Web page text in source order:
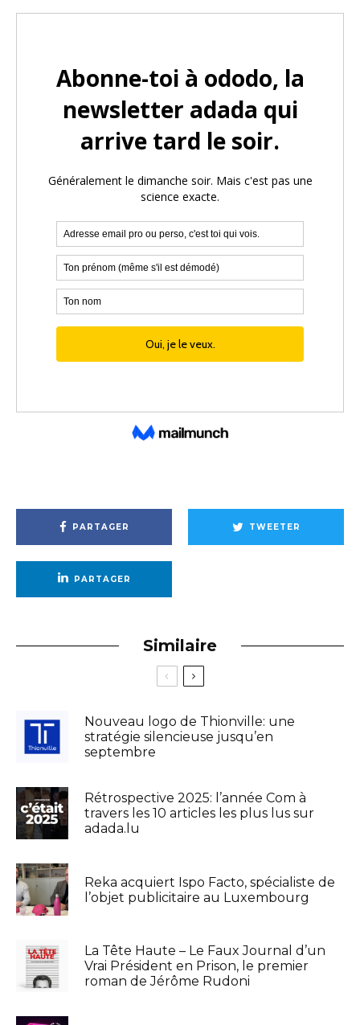
PARTAGER TWEETER
PARTAGER
Similaire
Nouveau logo de Thionville: une
stratégie silencieuse jusqu’en
septembre
Rétrospective 2025: l’année Com à
travers les 10 articles les plus lus sur
adada.lu
Reka acquiert Ispo Facto, spécialiste de
l’objet publicitaire au Luxembourg
La Tête Haute – Le Faux Journal d’un
Vrai Président en Prison, le premier
roman de Jérôme Rudoni